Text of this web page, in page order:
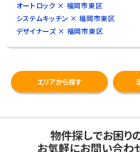
オートロック × 福岡市東区
システムキッチン × 福岡市東区
デザイナーズ × 福岡市東区
エリアから探す
物件探しでお困り
お気軽にお問い合わ